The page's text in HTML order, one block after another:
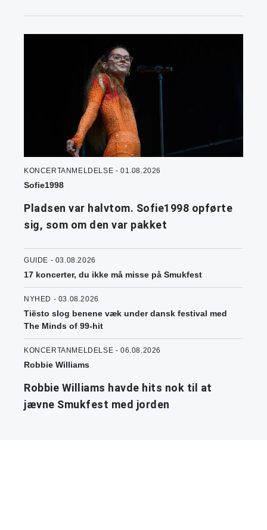
KONCERTANMELDELSE - 01.08.2026
Sofie1998
Pladsen var halvtom. Sofie1998 opførte
sig, som om den var pakket
GUIDE - 03.08.2026
17 koncerter, du ikke må misse på Smukfest
NYHED - 03.08.2026
Tiësto slog benene væk under dansk festival med
The Minds of 99-hit
KONCERTANMELDELSE - 06.08.2026
Robbie Williams
Robbie Williams havde hits nok til at
jævne Smukfest med jorden